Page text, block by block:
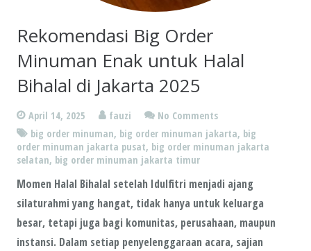
Rekomendasi Big Order
Minuman Enak untuk Halal
Bihalal di Jakarta 2025
April 14, 2025 fauzi
No Comments
big order minuman, big order minuman jakarta, big
order minuman jakarta pusat, big order minuman jakarta
selatan, big order minuman jakarta timur
Momen Halal Bihalal setelah Idulfitri menjadi ajang
silaturahmi yang hangat, tidak hanya untuk keluarga
besar, tetapi juga bagi komunitas, perusahaan, maupun
instansi. Dalam setiap penyelenggaraan acara, sajian